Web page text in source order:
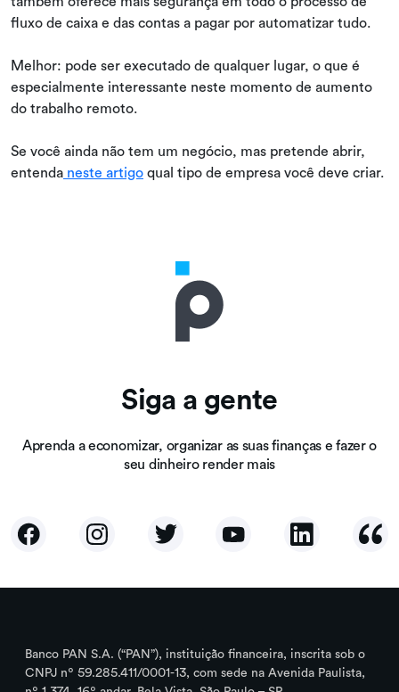
fluxo de caixa e das contas a pagar por automatizar tudo.
Melhor: pode ser executado de qualquer lugar, o que é
especialmente interessante neste momento de aumento
do trabalho remoto.
Se você ainda não tem um negócio, mas pretende abrir,
entenda neste artigo qual tipo de empresa você deve criar.
Siga a gente
Aprenda a economizar, organizar as suas finanças e fazer o
seu dinheiro render mais
Banco PAN S.A. (“PAN”), instituição financeira, inscrita sob o
CNPJ nº 59.285.411/0001-13, com sede na Avenida Paulista,